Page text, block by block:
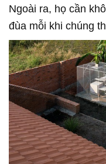
Ngoài ra, họ cần
đùa mỗi khi chúng